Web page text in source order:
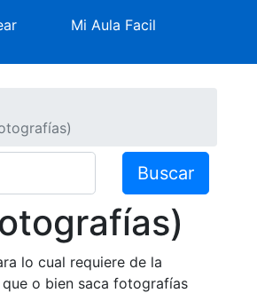
Mi Aula Facil
Buscar
lo cual requiere de la
o bien saca fotografías